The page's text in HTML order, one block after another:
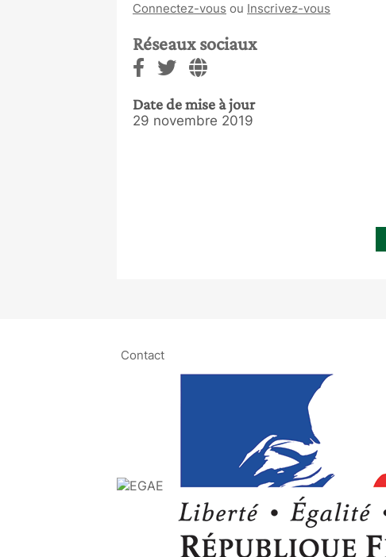
Connectez-vous ou Inscrivez-vous
Réseaux sociaux
Date de mise à jour
29 novembre 2019
Contact